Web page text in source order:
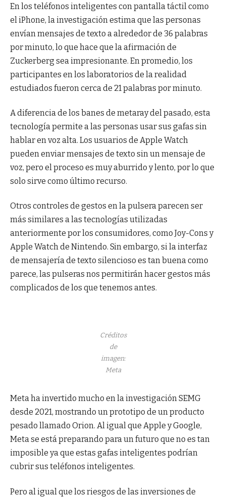
En los teléfonos inteligentes con pantalla táctil como
el iPhone, la investigación estima que las personas
envían mensajes de texto a alrededor de 36 palabras
por minuto, lo que hace que la afirmación de
Zuckerberg sea impresionante. En promedio, los
participantes en los laboratorios de la realidad
estudiados fueron cerca de 21 palabras por minuto.
A diferencia de los banes de metaray del pasado, esta
tecnología permite a las personas usar sus gafas sin
hablar en voz alta. Los usuarios de Apple Watch
pueden enviar mensajes de texto sin un mensaje de
voz, pero el proceso es muy aburrido y lento, por lo que
solo sirve como último recurso.
Otros controles de gestos en la pulsera parecen ser
más similares a las tecnologías utilizadas
anteriormente por los consumidores, como Joy-Cons y
Apple Watch de Nintendo. Sin embargo, si la interfaz
de mensajería de texto silencioso es tan buena como
parece, las pulseras nos permitirán hacer gestos más
complicados de los que tenemos antes.
Créditos
de
imagen:
Meta
Meta ha invertido mucho en la investigación SEMG
desde 2021, mostrando un prototipo de un producto
pesado llamado Orion. Al igual que Apple y Google,
Meta se está preparando para un futuro que no es tan
imposible ya que estas gafas inteligentes podrían
cubrir sus teléfonos inteligentes.
Pero al igual que los riesgos de las inversiones de